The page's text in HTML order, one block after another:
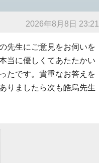
2026年8月8日 23:21
先生にご意見をお伺いを
当に優しくてあたたかい
たです。貴重なお答えを
りましたら次も皓烏先生